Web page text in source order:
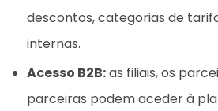
descontos, categorias de
internas.
Acesso B2B:as filiais, os
parceiras podem aceder à